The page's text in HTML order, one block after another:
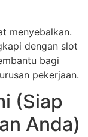
menyebalkan.
dengan slot
bagi
pekerjaan.
(Siap
Anda)